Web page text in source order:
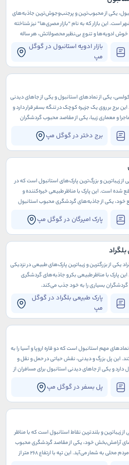
بازار ادویه استانبول در گوگل
مپ
یکی از محبوب‌ترین و پرجنب‌وجوش‌ترین جاذبه‌های
است. این بازار که به نام “بازار مصری‌ها” نیز شناخته
ادویه‌ها و تنوع بی‌نظیر محصولاتش، هر ساله
را به خود جذب می‌کند.
برج دختر در گوگل مپ
کولسی، یکی از نمادهای استانبول و یکی از جاهای دیدنی
برج بر روی یک جزیره کوچک در تنگه بسفر قرار دارد و
و معماری زیبا، یکی از مقاصد محبوب گردشگران
پارک امیرگان در گوگل مپ
از زیباترین و بزرگ‌ترین پارک‌های استانبول است که در
شده است. این پارک با مناظر طبیعی خیره‌کننده و
یکی از جاذبه‌های گردشگری محبوب استانبول
پارک طبیعی بلگراد در گوگل
مپ
یکی از بزرگترین و زیباترین پارک‌های طبیعی در نزدیکی
پارک با مناظر طبیعی بکر و جاذبه‌های گردشگری
گردشگران بسیاری را به خود جذب می‌کند.
پل بسفر در گوگل مپ
مهم استانبول است که دو قاره اروپا و آسیا را به
این پل بزرگ و دیدنی، نقش حیاتی در حمل و نقل و
دارد و یکی از جاهای دیدنی استانبول برای مسافران از
از زیباترین و بلندترین نقاط استانبول است که با مناظر
آرامش‌بخش خود، یکی از مقاصد گردشگری محبوب
برای مسافران و مردم محلی به شمار می‌آید. این تپه با ارتفاع 268 متر از